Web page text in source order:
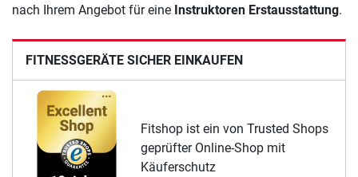
FITNESSGERÄTE SICHER EINKAUFEN
Fitshop ist ein von Trusted Shops
geprüfter Online-Shop mit
Käuferschutz
nach Ihrem Angebot für eine Instruktoren Erstausstattung.